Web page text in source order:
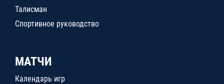
Талисман
Спортивное руководство
МАТЧИ
Календарь игр